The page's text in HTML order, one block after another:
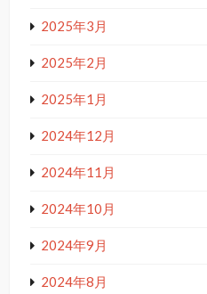
2025年3月
2025年2月
2025年1月
2024年12月
2024年11月
2024年10月
2024年9月
2024年8月